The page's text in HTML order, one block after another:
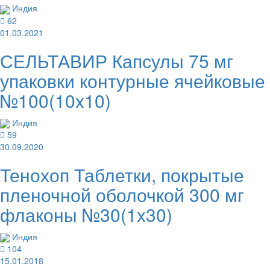
Индия
62
01.03.2021
СЕЛЬТАВИР Капсулы 75 мг
упаковки контурные ячейковые
№100(10x10)
Индия
59
30.09.2020
Тенохоп Таблетки, покрытые
пленочной оболочкой 300 мг
флаконы №30(1x30)
Индия
104
15.01.2018